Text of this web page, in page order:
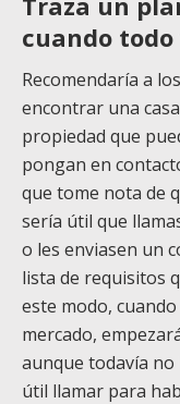
cuando
Recomendaría a
encontrar una
propiedad que
pongan en
que tome nota de
sería útil que
o les enviasen un
lista de requisitos
este modo,
mercado,
aunque todavía no
útil llamar para